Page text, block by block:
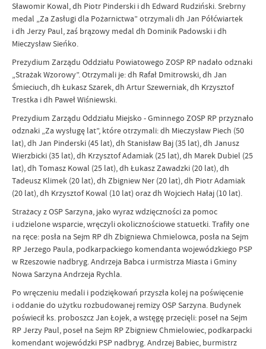
Sławomir Kowal, dh Piotr Pinderski i dh Edward Rudziński. Srebrny
medal „Za Zasługi dla Pożarnictwa” otrzymali dh Jan Półćwiartek
i dh Jerzy Paul, zaś brązowy medal dh Dominik Padowski i dh
Mieczysław Sieńko.
Prezydium Zarządu Oddziału Powiatowego ZOSP RP nadało odznaki
„Strażak Wzorowy”. Otrzymali je: dh Rafał Dmitrowski, dh Jan
Śmieciuch, dh Łukasz Szarek, dh Artur Szewerniak, dh Krzysztof
Trestka i dh Paweł Wiśniewski.
Prezydium Zarządu Oddziału Miejsko - Gminnego ZOSP RP przyznało
odznaki „Za wysługę lat”, które otrzymali: dh Mieczysław Piech (50
lat), dh Jan Pinderski (45 lat), dh Stanisław Baj (35 lat), dh Janusz
Wierzbicki (35 lat), dh Krzysztof Adamiak (25 lat), dh Marek Dubiel (25
lat), dh Tomasz Kowal (25 lat), dh Łukasz Zawadzki (20 lat), dh
Tadeusz Klimek (20 lat), dh Zbigniew Ner (20 lat), dh Piotr Adamiak
(20 lat), dh Krzysztof Kowal (10 lat) oraz dh Wojciech Hałaj (10 lat).
Strażacy z OSP Sarzyna, jako wyraz wdzięczności za pomoc
i udzielone wsparcie, wręczyli okolicznościowe statuetki. Trafiły one
na ręce: posła na Sejm RP dh Zbigniewa Chmielowca, posła na Sejm
RP Jerzego Paula, podkarpackiego komendanta wojewódzkiego PSP
w Rzeszowie nadbryg. Andrzeja Babca i urmistrza Miasta i Gminy
Nowa Sarzyna Andrzeja Rychla.
Po wręczeniu medali i podziękowań przyszła kolej na poświęcenie
i oddanie do użytku rozbudowanej remizy OSP Sarzyna. Budynek
poświecił ks. proboszcz Jan Łojek, a wstęgę przecięli: poseł na Sejm
RP Jerzy Paul, poseł na Sejm RP Zbigniew Chmielowiec, podkarpacki
komendant wojewódzki PSP nadbryg. Andrzej Babiec, burmistrz